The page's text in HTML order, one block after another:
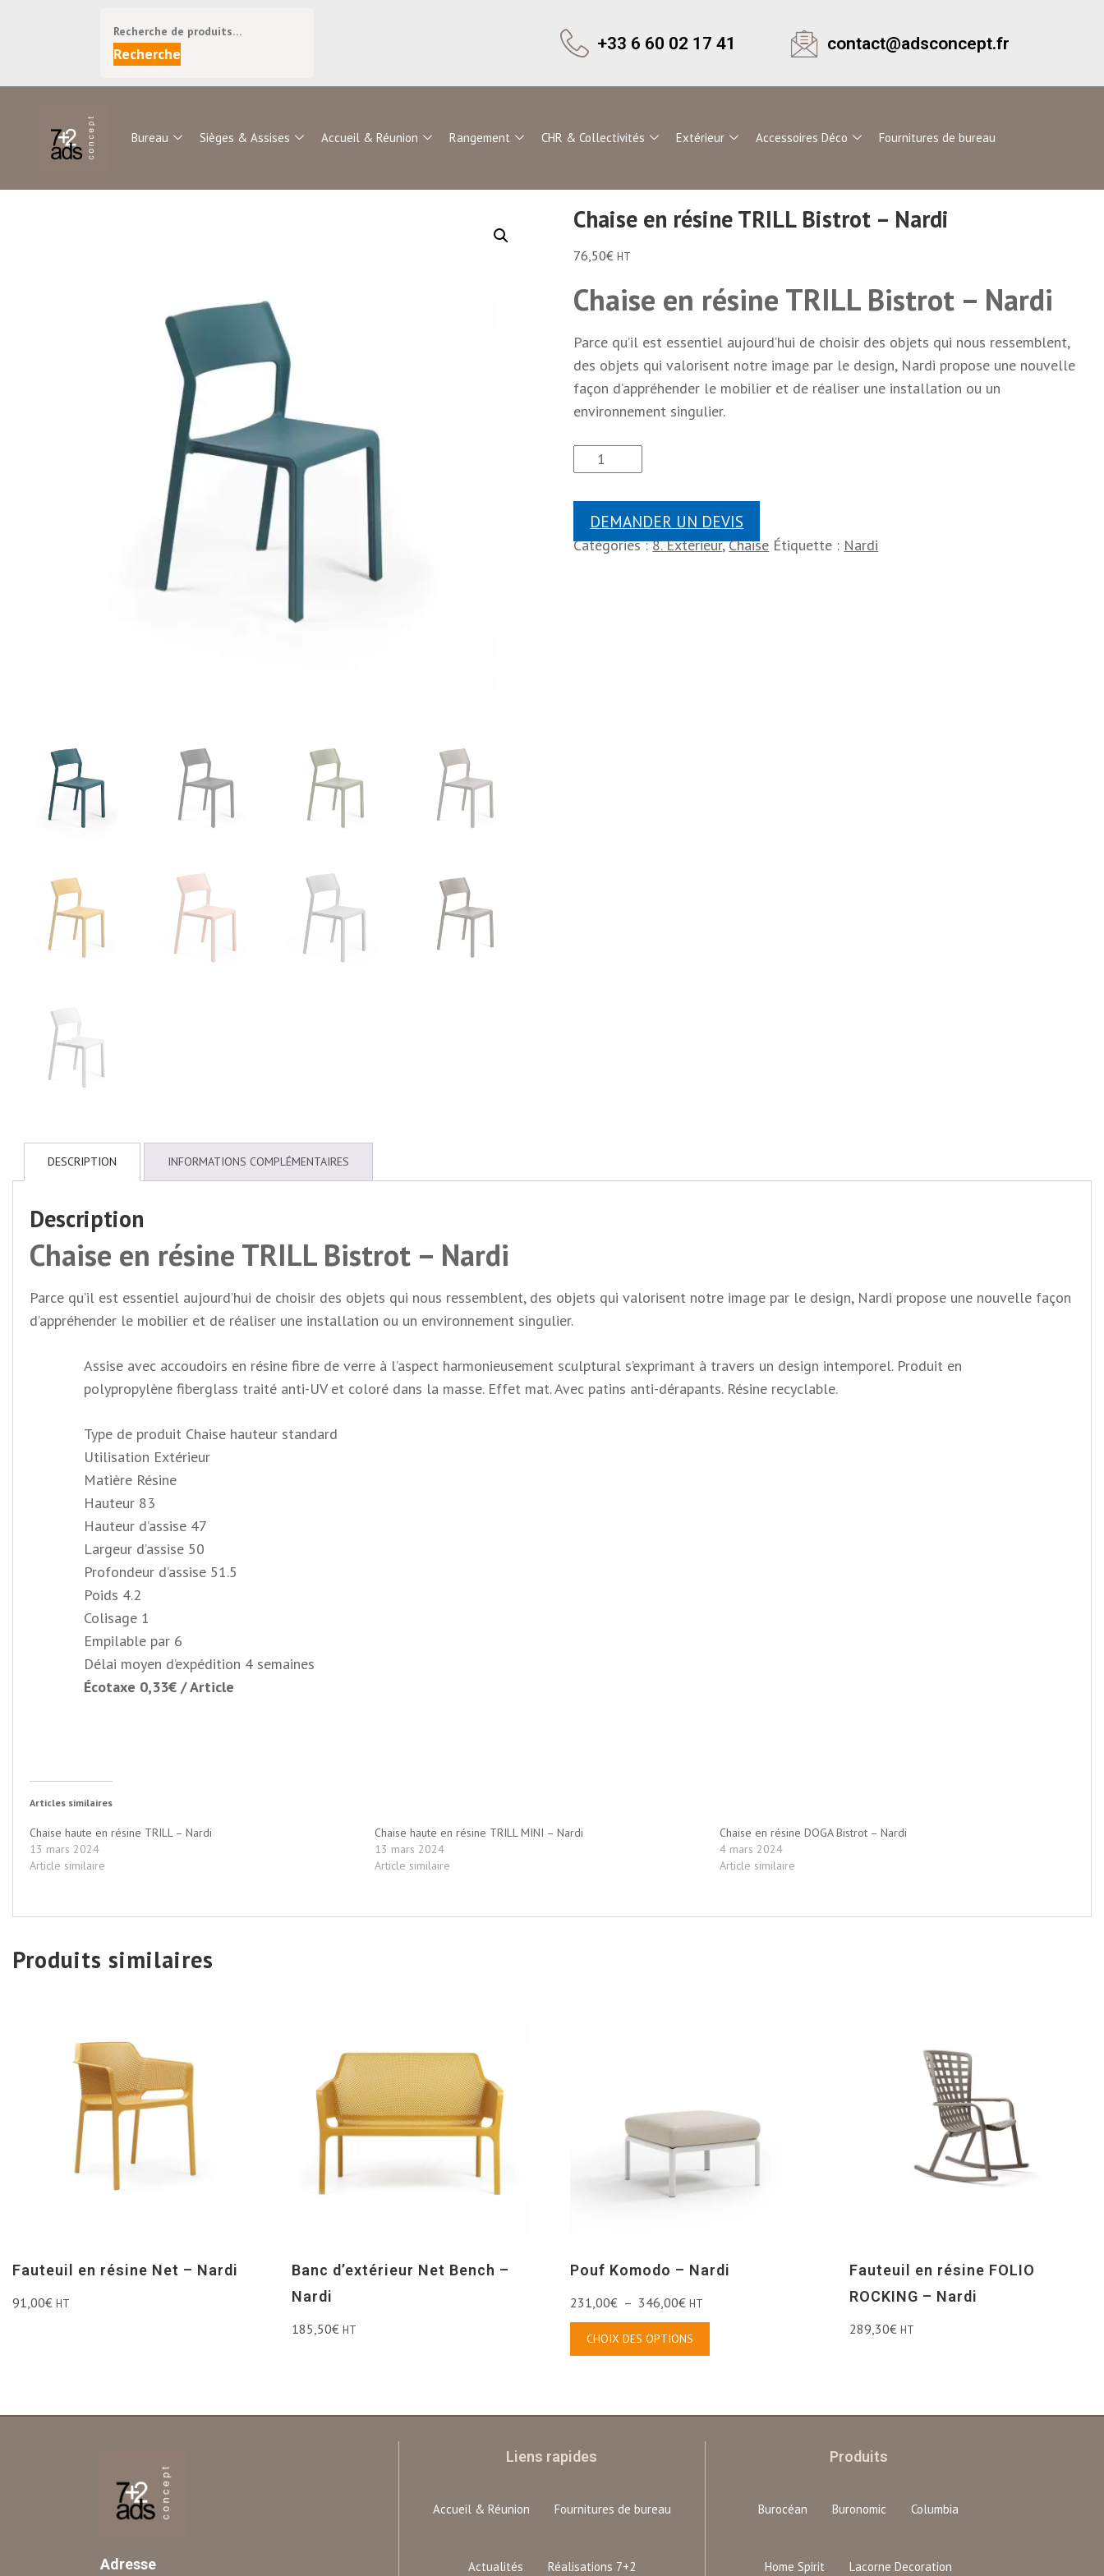
Recherche
+33 6 60 02 17 41 contact@adsconcept.fr
Bureau Sièges & Assises Accueil & Réunion Rangement CHR & Collectivités Extérieur Accessoires Déco Fournitures de bureau
Chaise en résine TRILL Bistrot – Nardi
76,50€ HT
Chaise en résine TRILL Bistrot – Nardi
Parce qu’il est essentiel aujourd’hui de choisir des objets qui nous ressemblent,
des objets qui valorisent notre image par le design, Nardi propose une nouvelle
façon d’appréhender le mobilier et de réaliser une installation ou un
environnement singulier.
DEMANDER UN DEVIS
Catégories :8. Extérieur,Chaise Étiquette : Nardi
DESCRIPTION INFORMATIONS COMPLÉMENTAIRES
Description
Chaise en résine TRILL Bistrot – Nardi
Parce qu’il est essentiel aujourd’hui de choisir des objets qui nous ressemblent, des objets qui valorisent notre image par le design, Nardi propose une nouvelle façon
d’appréhender le mobilier et de réaliser une installation ou un environnement singulier.
Assise avec accoudoirs en résine fibre de verre à l’aspect harmonieusement sculptural s’exprimant à travers un design intemporel. Produit en
polypropylène fiberglass traité anti-UV et coloré dans la masse. Effet mat. Avec patins anti-dérapants. Résine recyclable.
Type de produit Chaise hauteur standard
Utilisation Extérieur
Matière Résine
Hauteur 83
Hauteur d’assise 47
Largeur d’assise 50
Profondeur d’assise 51.5
Poids 4.2
Colisage 1
Empilable par 6
Délai moyen d’expédition 4 semaines
Écotaxe 0,33€ / Article
Articles similaires
Chaise haute en résine TRILL – Nardi
13 mars 2024
Article similaire
Chaise haute en résine TRILL MINI – Nardi
13 mars 2024
Article similaire
Chaise en résine DOGA Bistrot – Nardi
4 mars 2024
Article similaire
Produits similaires
Fauteuil en résine Net – Nardi
91,00€ HT
Banc d’extérieur Net Bench –
Nardi
185,50€ HT
Pouf Komodo – Nardi
231,00€ – 346,00€ HT
CHOIX DES OPTIONS
Fauteuil en résine FOLIO
ROCKING – Nardi
289,30€ HT
Adresse
Liens rapides
Accueil & Réunion Fournitures de bureau
Actualités Réalisations 7+2
Produits
Burocéan Buronomic Columbia
Home Spirit Lacorne Decoration